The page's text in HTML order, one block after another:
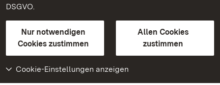
DSGVO.
Nur notwendigen
Cookies zustimmen
Allen Cookies
zustimmen
Cookie-Einstellungen anzeigen
Kontakt
GebärdenspracheLeichte Sprache
Erklärung zur Barrierefreiheit
BITV-konform (geprüfte Seiten)
Weiteres